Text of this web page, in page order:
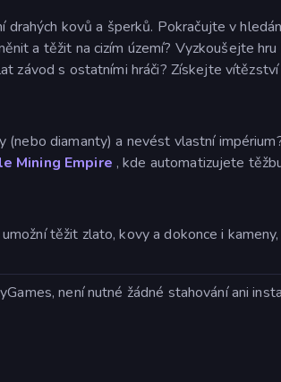
drahých kovů a šperků. Pokračujte v
a těžit na cizím území? Vyzkoušejte hru
závod s ostatními hráči? Získejte
(nebo diamanty) a nevést vlastní
Mining Empire , kde automatizujete
těžit zlato, kovy a dokonce i
není nutné žádné stahování ani